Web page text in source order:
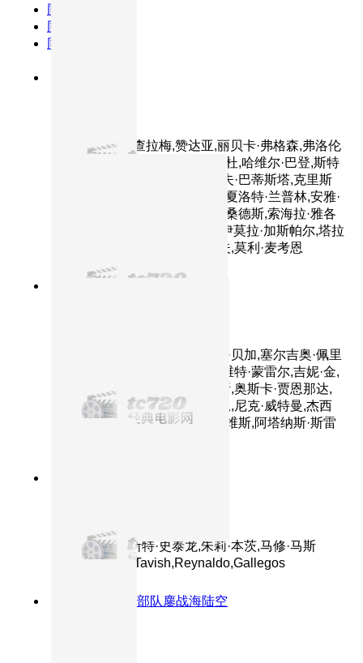
同主演
同年份
同TAG
主演：提莫西·查拉梅,赞达亚,丽贝卡·弗格森,弗洛伦
丝·皮尤,奥斯汀·巴特勒,蕾雅·赛杜,哈维尔·巴登,斯特
兰·斯卡斯加德,乔什·布洛林,戴夫·巴蒂斯塔,克里斯
托弗·沃肯,蒂姆·布雷克·尼尔森,夏洛特·兰普林,安雅·
泰勒-乔伊,斯蒂芬·亨德森,安东·桑德斯,索海拉·雅各
布,特雷茜库根,阿伦·梅迪扎德,伊莫拉·加斯帕尔,塔拉
·布雷思纳克,小彼得·斯托亚诺夫,莫利·麦考恩
主演：西尔维斯特·史泰龙,帕斯·贝加,塞尔吉奥·佩里
斯-门切塔,艾德里安娜·巴拉扎,维特·蒙雷尔,吉妮·金,
华金·科西奥,帕斯卡西奥·洛佩斯,奥斯卡·贾恩那达,
亚历山大·迪米特罗夫,亚伦·科恩,尼克·威特曼,杰西
卡·马德森,路易·曼迪勒,欧文·戴维斯,阿塔纳斯·斯雷
主演：西尔维斯特·史泰龙,朱莉·本茨,马修·马斯
登,Graham,McTavish,Reynaldo,Gallegos
特种部队鏖战海陆空